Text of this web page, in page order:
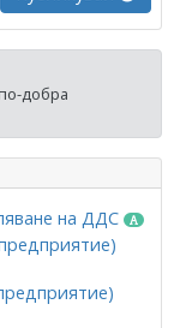
добра
на ДДС